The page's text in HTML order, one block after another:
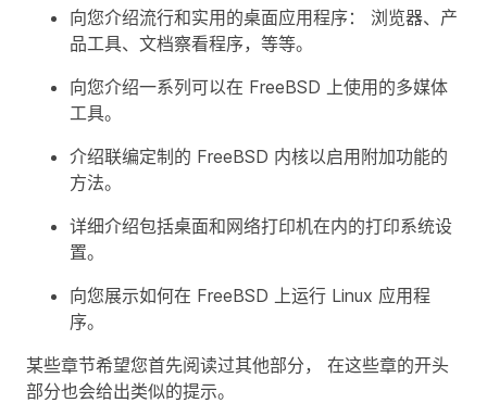
向您介绍流行和实用的桌面应用程序： 浏览器、产
品工具、文档察看程序，等等。
向您介绍一系列可以在 FreeBSD 上使用的多媒体
工具。
介绍联编定制的 FreeBSD 内核以启用附加功能的
方法。
详细介绍包括桌面和网络打印机在内的打印系统设
置。
向您展示如何在 FreeBSD 上运行 Linux 应用程
序。
某些章节希望您首先阅读过其他部分， 在这些章的开头
部分也会给出类似的提示。